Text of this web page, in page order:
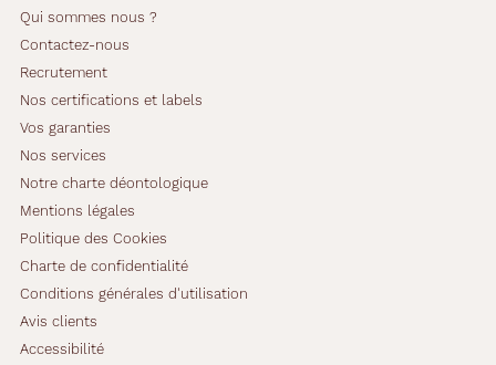
r
i
è
r
e
r
o
u
g
s
,
s
a
Qui sommes nous ?
Contactez-nous
Recrutement
Nos certifications et labels
Vos garanties
Nos services
Notre charte déontologique
Mentions légales
Politique des Cookies
Charte de confidentialité
Conditions générales d'utilisation
Avis clients
Accessibilité